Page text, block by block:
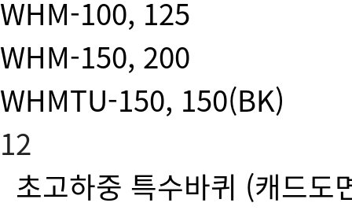
WHM-100, 125
WHM-150, 200
WHMTU-150, 150(BK)
12
초고하중 특수바퀴 (캐드도